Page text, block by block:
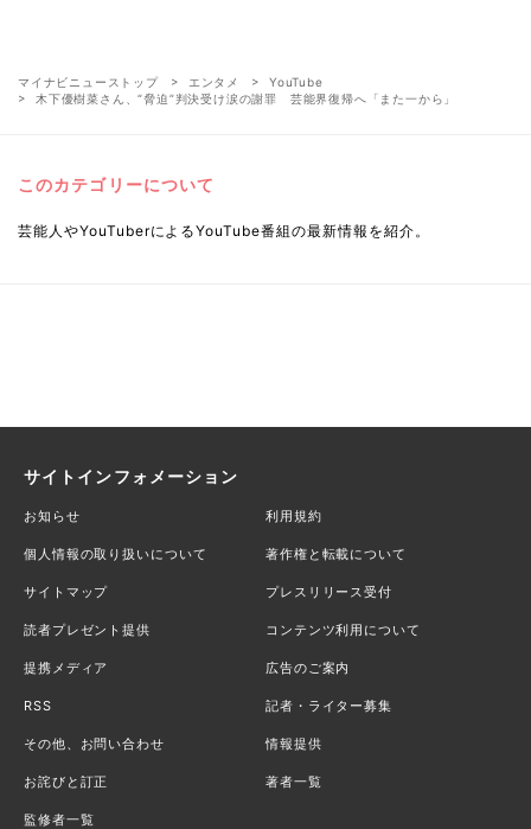
マイナビニューストップ エンタメ
YouTube
木下優樹菜さん、“脅迫”判決受け涙の謝罪 芸能界復帰へ「また一から」
このカテゴリーについて
芸能人やYouTuberによるYouTube番組の最新情報を紹介。
サイトインフォメーション
お知らせ 利用規約
個人情報の取り扱いについて 著作権と転載について
サイトマップ プレスリリース受付
読者プレゼント提供 コンテンツ利用について
提携メディア 広告のご案内
RSS 記者・ライター募集
その他、お問い合わせ 情報提供
お詫びと訂正 著者一覧
監修者一覧